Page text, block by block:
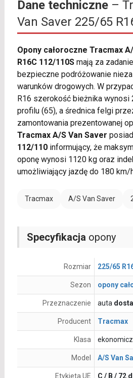
Dane techniczne–
Van Saver 225/65
Opony całoroczne Tracmax
R16C 112/110Smają za
bezpieczne podróżowanie
warunków drogowych. W
R16 szerokość bieżnika wynosi
profilu (65), a średnica felgi
zamontowania prezentowanej
Tracmax A/S Van Saver
112/110informujący, że
oponę wynosi 1120 kg oraz
umożliwiający jazdę do 180 km/
Tracmax A/S Van Saver
Specyfikacja opony
Rozmiar 225/65
Sezon opony
Przeznaczenie auta
Producent Tracmax
Klasa
Model A/S Van
Etykieta UE C / B / 72